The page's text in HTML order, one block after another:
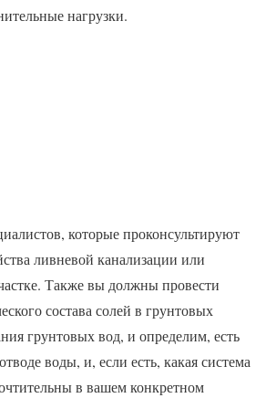
нагрузки.
которые проконсультируют
ливневой канализации или
Также вы должны провести
состава солей в грунтовых
грунтовых вод, и определим, есть
воды, и, если есть, какая система
в вашем конкретном